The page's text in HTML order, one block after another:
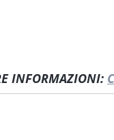
INFORMAZIONI: